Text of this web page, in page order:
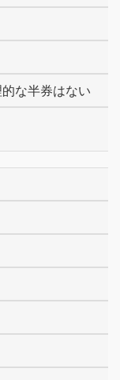
な半券はない